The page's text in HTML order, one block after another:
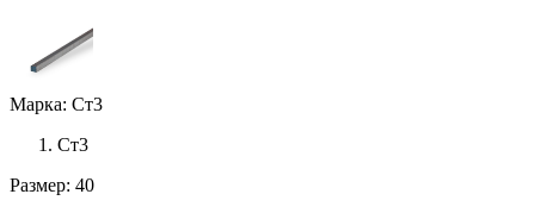
Марка: Ст3
Ст3
Размер: 40